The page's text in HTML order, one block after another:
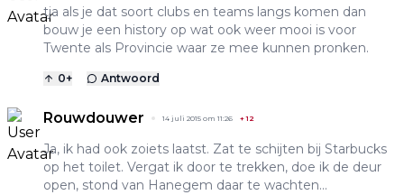
tja als je dat soort clubs en teams langs komen dan
bouw je een history op wat ook weer mooi is voor
Twente als Provincie waar ze mee kunnen pronken.
0+ Antwoord
Rouwdouwer 14 juli 2015 om 11:26 +12
Ja, ik had ook zoiets laatst. Zat te schijten bij Starbucks
op het toilet. Vergat ik door te trekken, doe ik de deur
open, stond van Hanegem daar te wachten...